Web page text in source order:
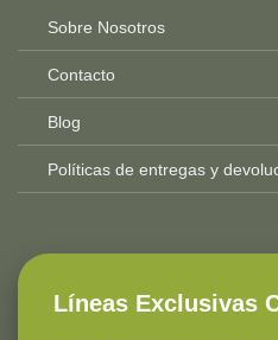
Sobre Nosotros
Contacto
Blog
Políticas de entregas y
Líneas Exclusivas